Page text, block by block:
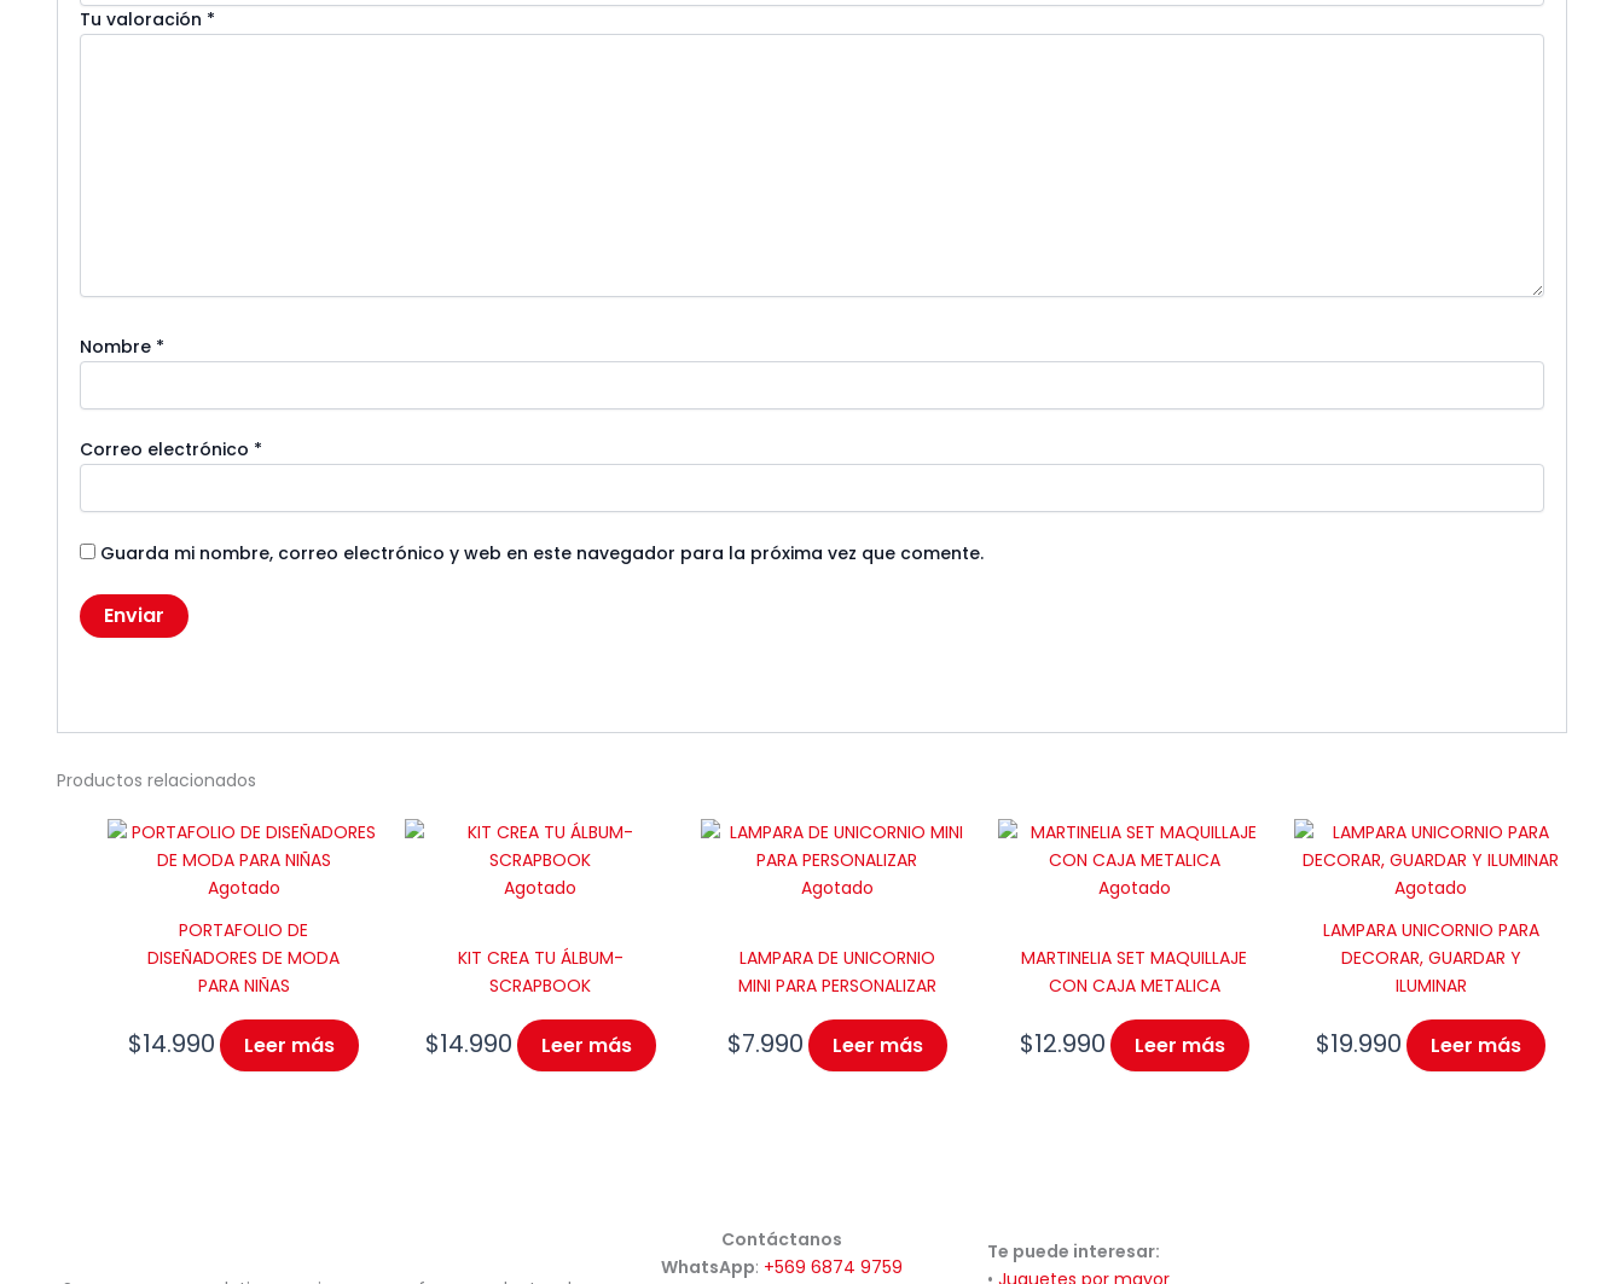
Tu valoración *
Nombre *
Correo electrónico *
Guarda mi nombre, correo electrónico y web en este navegador para la próxima vez que comente.
Productos relacionados
Agotado
PORTAFOLIO DE
DISEÑADORES DE MODA
PARA NIÑAS
$14.990 Leer más
Agotado
KIT CREA TU ÁLBUM-
SCRAPBOOK
$14.990 Leer más
Agotado
LAMPARA DE UNICORNIO
MINI PARA PERSONALIZAR
$7.990 Leer más
Agotado
MARTINELIA SET MAQUILLAJE
CON CAJA METALICA
$12.990 Leer más
Agotado
LAMPARA UNICORNIO PARA
DECORAR, GUARDAR Y
ILUMINAR
$19.990 Leer más
Contáctanos
WhatsApp: +569 6874 9759
Te puede interesar:
• Juguetes por mayor